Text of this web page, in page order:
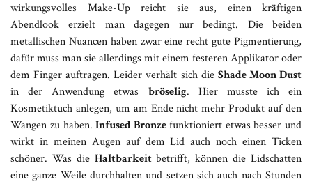
wirkungsvolles Make-Up reicht sie aus, einen kräftigen
Abendlook erzielt man dagegen nur bedingt. Die beiden
metallischen Nuancen haben zwar eine recht gute Pigmentierung,
dafür muss man sie allerdings mit einem festeren Applikator oder
dem Finger auftragen. Leider verhält sich die Shade Moon Dust
in der Anwendung etwas bröselig. Hier musste ich ein
Kosmetiktuch anlegen, um am Ende nicht mehr Produkt auf den
Wangen zu haben.Infused Bronzefunktioniert etwas besser und
wirkt in meinen Augen auf dem Lid auch noch einen Ticken
schöner. Was die Haltbarkeitbetrifft, können die Lidschatten
eine ganze Weile durchhalten und setzen sich auch nach Stunden